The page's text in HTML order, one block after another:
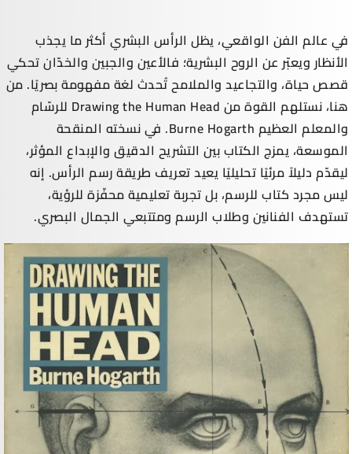
في عالم الفن الواقعي، يظل الرأس البشري أكثر ما يجذب
الأنظار ويعبّر عن الروح البشرية؛ فالأعين والجبين والخدّان تحكي
قصص حياة، والتجاعيد والملامح تُحدث لغة مفهومة بصريًا. من
هنا، نستلهم القوة من Drawing the Human Head للرسّام
والمعلم العظيم Burne Hogarth. في نسخته المنقحة
الموسعة، يمزج الكتاب بين التشريح الدقيق والإبداع المؤثر،
ليقدّم دليلاً مرئيًا تحليليًا يعيد تعريف طريقة رسم الرأس. إنه
ليس مجرد كتاب للرسم، بل تجربة تعليمية محفّزة للرؤية،
تستهدف الفنانين وطلاب الرسم ومتتبعي الجمال البصري.